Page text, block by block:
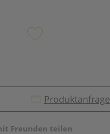
Produktanfrage
Freunden teilen